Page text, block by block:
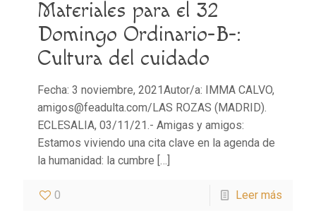
Materiales para el 32
Domingo Ordinario-B-:
Cultura del cuidado
Fecha: 3 noviembre, 2021Autor/a: IMMA CALVO,
amigos@feadulta.com/LAS ROZAS (MADRID).
ECLESALIA, 03/11/21.- Amigas y amigos:
Estamos viviendo una cita clave en la agenda de
la humanidad: la cumbre […]
0 Leer más